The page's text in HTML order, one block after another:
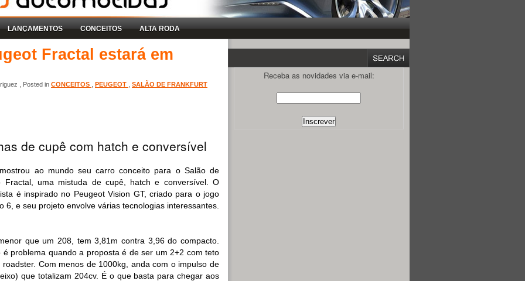
LANÇAMENTOS CONCEITOS ALTA RODA
Fractal estará em
, Posted in CONCEITOS PEUGEOT SALÃO DE FRANKFURT
de cupê com hatch e conversível
ao mundo seu carro conceito para o Salão de
Fractal, uma mistuda de cupê, hatch e conversível. O
é inspirado no Peugeot Vision GT, criado para o jogo
6, e seu projeto envolve várias tecnologias interessantes.
que um 208, tem 3,81m contra 3,96 do compacto.
é problema quando a proposta é de ser um 2+2 com teto
Com menos de 1000kg, anda com o impulso de
que totalizam 204cv. É o que basta para chegar aos
Receba as novidades via e-mail: